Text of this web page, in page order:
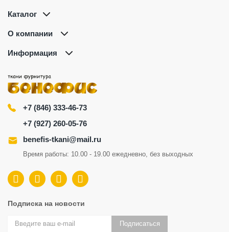
Каталог
О компании
Информация
+7 (846) 333-46-73
+7 (927) 260-05-76
benefis-tkani@mail.ru
Время работы: 10.00 - 19.00 ежедневно, без выходных
Подписка на новости
Подписаться